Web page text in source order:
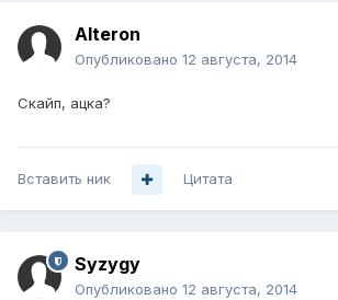
Alteron
Опубликовано 12 августа, 2014
Скайп, ацка?
Вставить ник Цитата
Syzygy
Опубликовано 12 августа, 2014